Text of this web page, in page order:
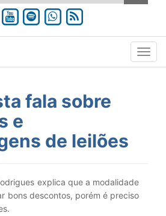
fala sobre
e
de leilões
explica que a modalidade
bons descontos, porém é preciso